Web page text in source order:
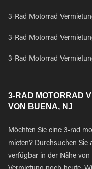
3-Rad Motorrad
3-Rad Motorrad
3-Rad Motorrad
3-RAD MOTORRAD
VON BUENA, NJ
Möchten Sie eine 3-rad
mieten? Durchsuchen Sie
verfügbar in der Nähe von